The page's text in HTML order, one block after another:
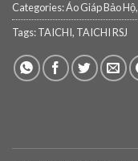
Categories:Áo Giáp Bảo Hộ,
Tags:TAICHI, TAICHI RSJ